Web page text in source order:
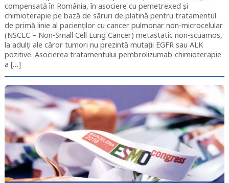
compensată în România, în asociere cu pemetrexed și
chimioterapie pe bază de săruri de platină pentru tratamentul
de primă linie al pacienților cu cancer pulmonar non-microcelular
(NSCLC – Non-Small Cell Lung Cancer) metastatic non-scuamos,
la adulţi ale căror tumori nu prezintă mutații EGFR sau ALK
pozitive. Asocierea tratamentului pembrolizumab-chimioterapie
a […]